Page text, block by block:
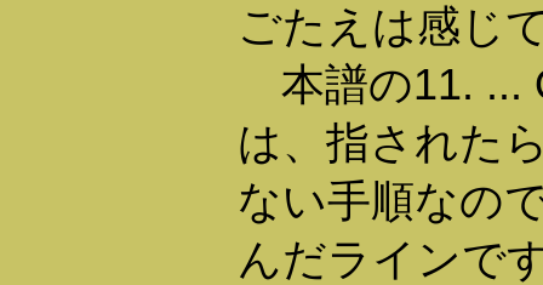
ごたえは感じ
本譜の11. ...
は、指された
ない手順なの
んだラインで